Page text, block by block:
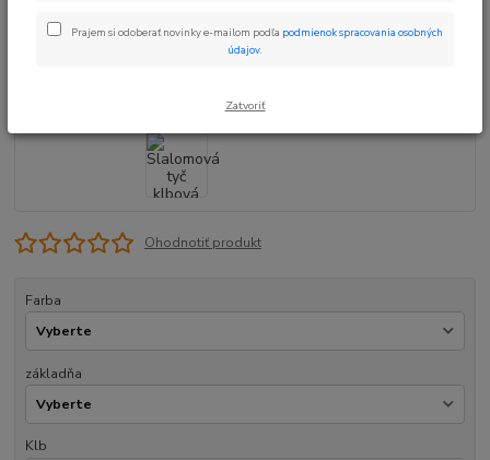
Slalomová tyč klbová TOP27
Ohodnotiť produkt
Farba
základňa
Klb
Prajem si odoberať novinky e-mailom podľa podmienok spracovania osobných
údajov
Zatvoriť